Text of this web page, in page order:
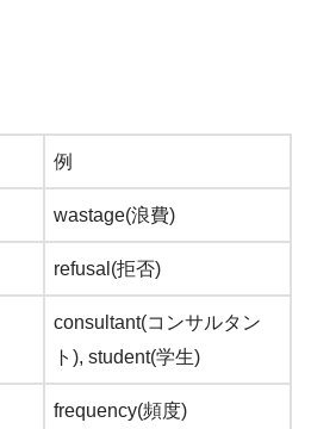
例
wastage(浪費)
refusal(拒否)
consultant(コンサルタン
ト), student(学生)
frequency(頻度)